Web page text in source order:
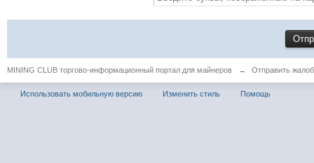
MINING CLUB торгово-информационный портал для майнеров → Отправить
Использовать мобильную версию Изменить стиль Помощь